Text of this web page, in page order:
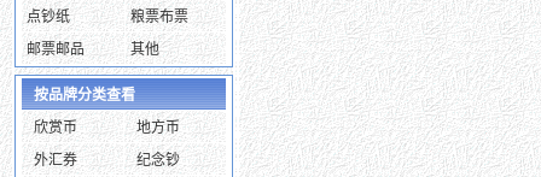
点钞纸
粮票布票
邮票邮品
其他
按品牌分类查看
欣赏币
地方币
外汇券
纪念钞